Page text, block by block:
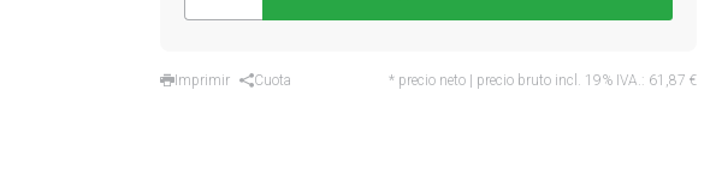
Imprimir Cuota * precio neto | precio bruto incl. 19% IVA.: 61,87 €